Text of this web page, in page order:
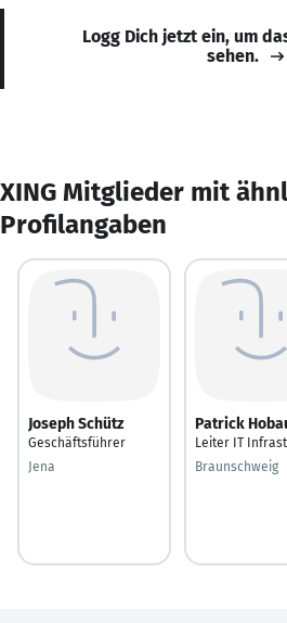
Logg Dich jetzt ein, um
sehen.
XING Mitglieder mit
Profilangaben
Joseph Schütz
Geschäftsführer
Jena
Patrick
Leiter IT
Braunschweig